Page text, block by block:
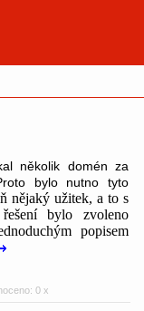
několik domén za
bylo nutno tyto
nějaký užitek, a to s
bylo zvoleno
popisem
0 x